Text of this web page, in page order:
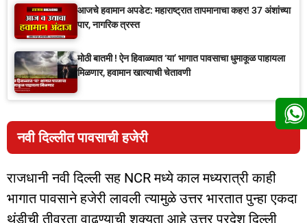
आजचे हवामान अपडेट: महाराष्ट्रात तापमानाचा कहर! 37 अंशांच्या
पार, नागरिक त्रस्त
मोठी बातमी ! ऐन हिवाळ्यात ‘या’ भागात पावसाचा धुमाकूळ पाहायला
मिळणार, हवामान खात्याची चेतावणी
नवी दिल्लीत पावसाची हजेरी
राजधानी नवी दिल्ली सह NCR मध्ये काल मध्यरात्री काही
भागात पावसाने हजेरी लावली त्यामुळे उत्तर भारतात पुन्हा एकदा
थंडीची तीव्रता वाढण्याची शक्यता आहे उत्तर प्रदेश दिल्ली